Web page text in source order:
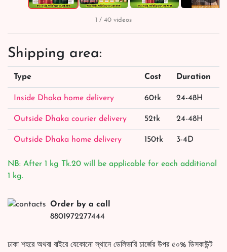
1 / 40 videos
Shipping area:
Type Cost Duration
Inside Dhaka home delivery 60tk 24-48H
Outside Dhaka courier delivery 52tk 24-48H
Outside Dhaka home delivery 150tk 3-4D
NB: After 1 kg Tk.20 will be applicable for each additional
1 kg.
Order by a call
8801972277444
ঢাকা শহরে অথবা বাইরে যেকোনো স্থানে ডেলিভারি চার্জের উপর ৫০% ডিসকাউন্ট